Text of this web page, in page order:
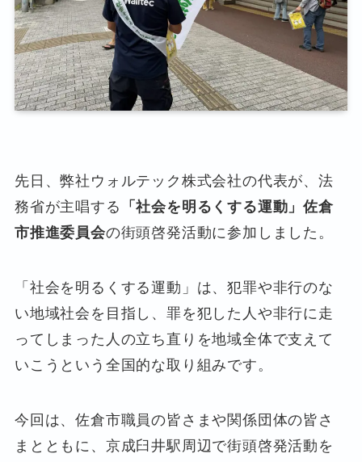
先日、弊社ウォルテック株式会社の代表が、法
務省が主唱する
「社会を明るくする運動」佐倉
市推進委員会の街頭啓発活動に参加しました。
「社会を明るくする運動」は、犯罪や非行のな
い地域社会を目指し、罪を犯した人や非行に走
ってしまった人の立ち直りを地域全体で支えて
いこうという全国的な取り組みです。
今回は、佐倉市職員の皆さまや関係団体の皆さ
まとともに、京成臼井駅周辺で街頭啓発活動を